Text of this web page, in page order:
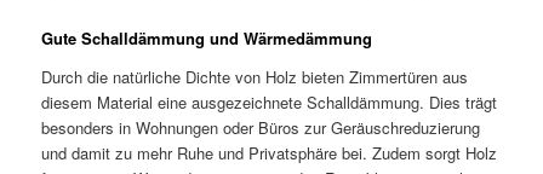
Gute Schalldämmung und Wärmedämmung
Durch die natürliche Dichte von Holz bieten Zimmertüren aus
diesem Material eine ausgezeichnete Schalldämmung. Dies trägt
besonders in Wohnungen oder Büros zur Geräuschreduzierung
und damit zu mehr Ruhe und Privatsphäre bei. Zudem sorgt Holz